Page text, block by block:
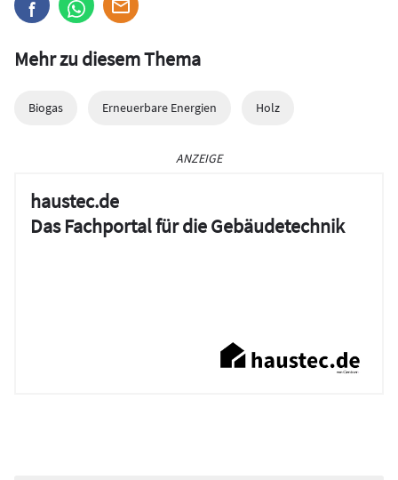
Mehr zu diesem Thema
Biogas Erneuerbare Energien Holz
ANZEIGE
haustec.de
Das Fachportal für die Gebäudetechnik